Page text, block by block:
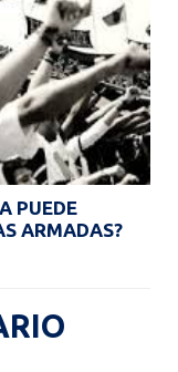
PUEDE
ARMADAS?